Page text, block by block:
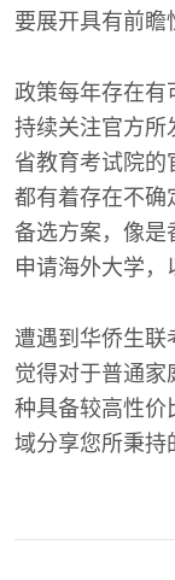
要展开具有前瞻
政策每年存在有
持续关注官方所
省教育考试院的
都有着存在不确
备选方案，像是
申请海外大学，
遭遇到华侨生联
觉得对于普通家
种具备较高性价
域分享您所秉持